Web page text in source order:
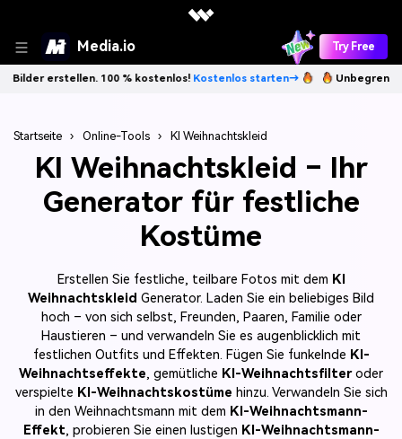
Media.io Try Free
100 % kostenlos!Kostenlos starten→ Unbegrenzt KI-Bilder
Startseite › Online-Tools › KI Weihnachtskleid
KI Weihnachtskleid – Ihr
Generator für festliche
Kostüme
Erstellen Sie festliche, teilbare Fotos mit dem KI
Weihnachtskleid Generator. Laden Sie ein beliebiges Bild
hoch – von sich selbst, Freunden, Paaren, Familie oder
Haustieren – und verwandeln Sie es augenblicklich mit
festlichen Outfits und Effekten. Fügen Sie funkelnde KI-
Weihnachtseffekte, gemütliche KI-Weihnachtsfilteroder
verspielte KI-Weihnachtskostüme hinzu. Verwandeln Sie sich
in den Weihnachtsmann mit dem KI-Weihnachtsmann-
Effekt, probieren Sie einen lustigen KI-Weihnachtsmann-